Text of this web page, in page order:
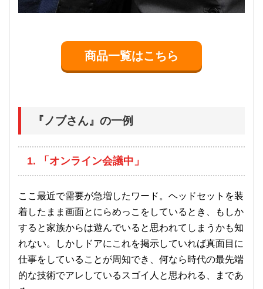
商品一覧はこちら
『ノブさん』の一例
1. 「オンライン会議中」
ここ最近で需要が急増したワード。ヘッドセットを装
着したまま画面とにらめっこをしているとき、もしか
すると家族からは遊んでいると思われてしまうかも知
れない。しかしドアにこれを掲示していれば真面目に
仕事をしていることが周知でき、何なら時代の最先端
的な技術でアレしているスゴイ人と思われる、まであ